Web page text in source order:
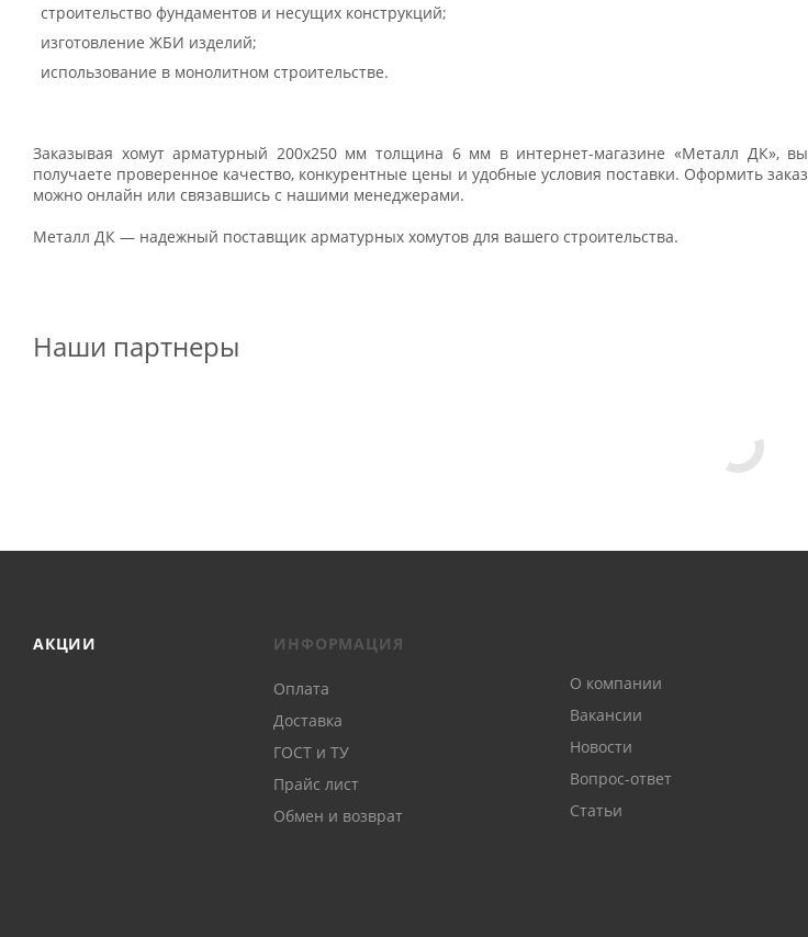
строительство фундаментов и несущих конструкций;
изготовление ЖБИ изделий;
использование в монолитном строительстве.
Заказывая хомут арматурный 200х250 мм толщина 6 мм в интернет-магазине «Металл ДК», вы
получаете проверенное качество, конкурентные цены и удобные условия поставки. Оформить заказ
можно онлайн или связавшись с нашими менеджерами.
Металл ДК — надежный поставщик арматурных хомутов для вашего строительства.
Наши партнеры
АКЦИИ ИНФОРМАЦИЯ
Оплата
Доставка
ГОСТ и ТУ
Прайс лист
Обмен и возврат
О компании
Вакансии
Новости
Вопрос-ответ
Статьи